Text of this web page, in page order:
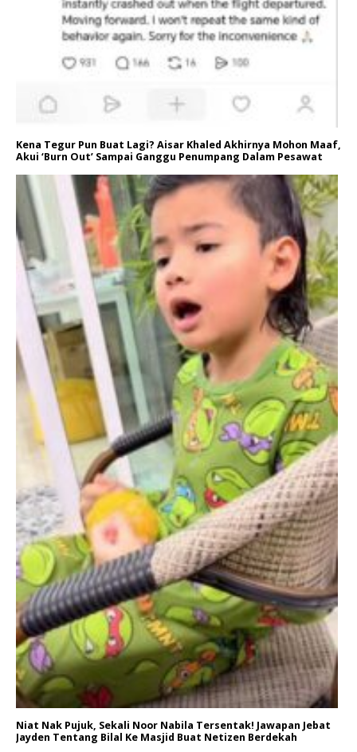
Kena Tegur Pun Buat Lagi? Aisar Khaled Akhirnya Mohon Maaf,
Akui ‘Burn Out’ Sampai Ganggu Penumpang Dalam Pesawat
Niat Nak Pujuk, Sekali Noor Nabila Tersentak! Jawapan Jebat
Jayden Tentang Bilal Ke Masjid Buat Netizen Berdekah